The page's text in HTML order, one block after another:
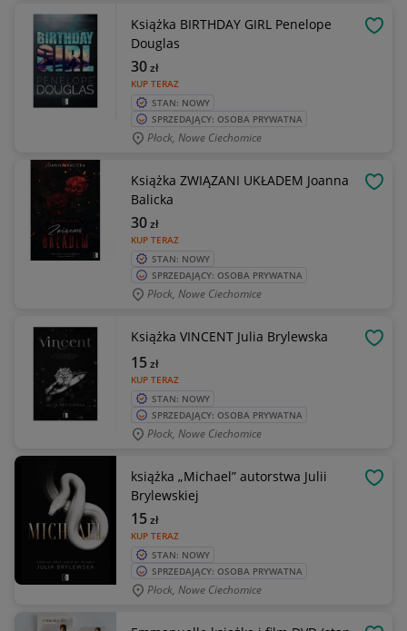
Książka BIRTHDAY GIRL Penelope
Douglas
KUP TERAZ
30zł
STAN: NOWY
SPRZEDAJĄCY: OSOBA PRYWATNA
Płock, Nowe Ciechomice
Książka ZWIĄZANI UKŁADEM Joanna
Balicka
KUP TERAZ
30zł
STAN: NOWY
SPRZEDAJĄCY: OSOBA PRYWATNA
Płock, Nowe Ciechomice
Książka VINCENT Julia Brylewska
KUP TERAZ
15zł
STAN: NOWY
SPRZEDAJĄCY: OSOBA PRYWATNA
Płock, Nowe Ciechomice
książka „Michael” autorstwa Julii
Brylewskiej
KUP TERAZ
15zł
STAN: NOWY
SPRZEDAJĄCY: OSOBA PRYWATNA
Płock, Nowe Ciechomice